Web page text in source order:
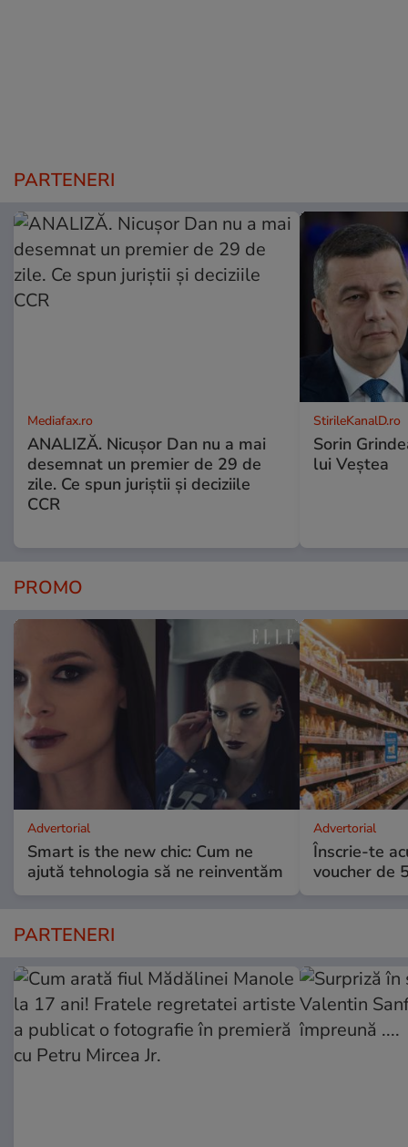
PARTENERI
Mediafax.ro
ANALIZĂ. Nicușor Dan nu a mai
desemnat un premier de 29 de
zile. Ce spun juriștii și deciziile
CCR
StirileKanalD.ro
Sorin
lui Veștea
PROMO
Advertorial
Smart is the new chic: Cum ne
ajută tehnologia să ne reinventăm
Advertorial
Înscrie-te
voucher de
PARTENERI